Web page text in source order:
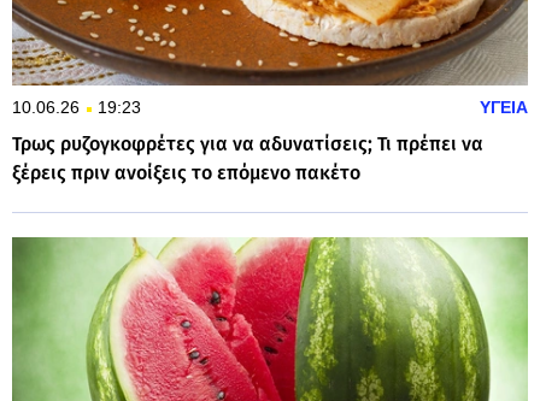
10.06.26 19:23 ΥΓΕΙΑ
Τρως ρυζογκοφρέτες για να αδυνατίσεις; Τι πρέπει να
ξέρεις πριν ανοίξεις το επόμενο πακέτο